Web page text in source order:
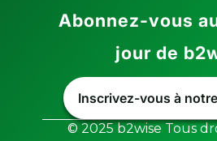
Abonnez-vous
jour de
Inscrivez-vous à
© 2025 b2wise Tous